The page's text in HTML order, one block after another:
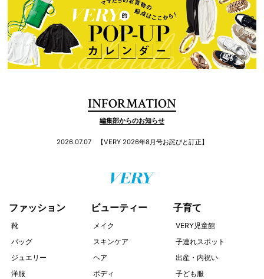
INFORMATION
編集部からのお知らせ
2026.07.07 【VERY 2026年8月号お詫びと訂正】
ファッション
靴
バッグ
ジュエリー
洋服
ビューティー
メイク
スキンケア
ヘア
ボディ
子育て
VERY児童館
子連れスポット
出産・内祝い
子ども服